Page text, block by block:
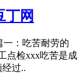
丁网
一：吃苦耐劳的
点检xxx吃苦是成
过..